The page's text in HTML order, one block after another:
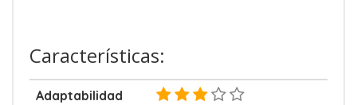
Características:
Adaptabilidad